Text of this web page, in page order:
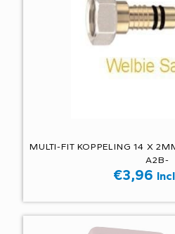
MULTI-FIT KOPPELING 14 X
A2B-
€3,96